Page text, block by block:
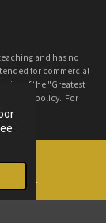
and has no
for commercial
of the "Greatest
Use" policy. For
Facebook